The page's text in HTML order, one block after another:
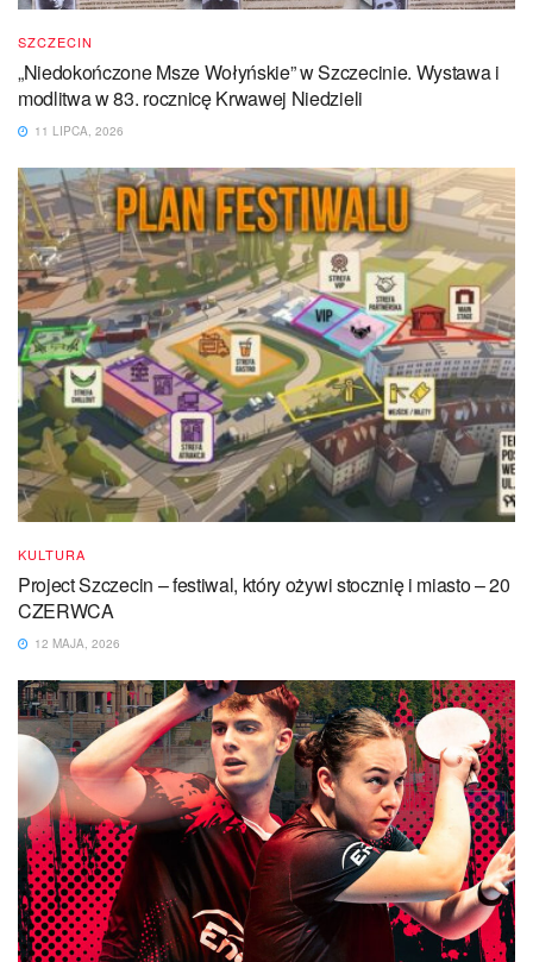
SZCZECIN
„Niedokończone Msze Wołyńskie” w Szczecinie. Wystawa i
modlitwa w 83. rocznicę Krwawej Niedzieli
11 LIPCA, 2026
KULTURA
Project Szczecin – festiwal, który ożywi stocznię i miasto – 20
CZERWCA
12 MAJA, 2026